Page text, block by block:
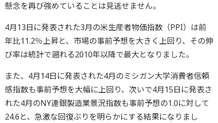
懸念を再び強めていることは見逃せません。
4月13日に発表された3月の米生産者物価指数（PPI）は前
年比11.2％上昇と、市場の事前予想を大きく上回り、その伸
び率は統計で遡れる2010年以降で最大となりました。
また、4月14日に発表された4月のミシガン大学消費者信頼
感指数も事前予想を大幅に上回り、次いで4月15日に発表さ
れた4月のNY連銀製造業景況指数も事前予想の1.0に対して
24.6と、急激な回復ぶりを明らかにする結果になりまし